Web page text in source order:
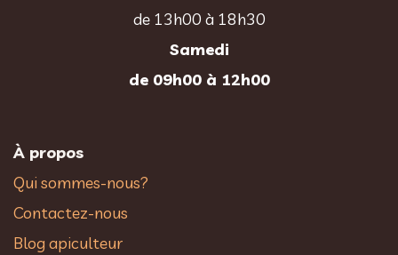
de 13h00 à 18h30
Samedi
de 09h00 à 12h00
À propos
Qui sommes-nous?
Contactez-nous
Blog apiculteur